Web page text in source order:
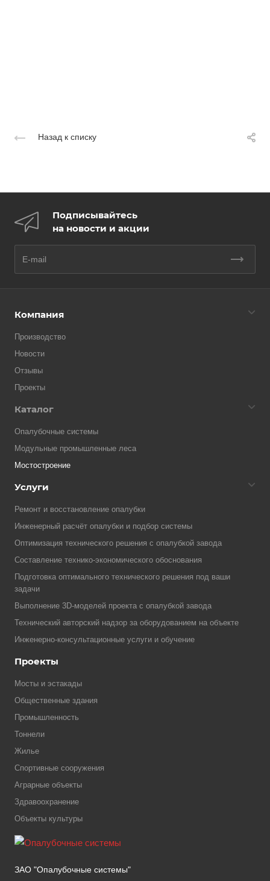
Назад к списку
Подписывайтесь
на новости и акции
Компания
Производство
Новости
Отзывы
Проекты
Каталог
Опалубочные системы
Модульные промышленные леса
Мостостроение
Услуги
Ремонт и восстановление опалубки
Инженерный расчёт опалубки и подбор системы
Оптимизация технического решения с опалубкой завода
Составление технико-экономического обоснования
Подготовка оптимального технического решения под ваши
задачи
Выполнение 3D-моделей проекта с опалубкой завода
Технический авторский надзор за оборудованием на объекте
Инженерно-консультационные услуги и обучение
Проекты
Мосты и эстакады
Общественные здания
Промышленность
Тоннели
Жилье
Спортивные сооружения
Аграрные объекты
Здравоохранение
Объекты культуры
ЗАО "Опалубочные системы"